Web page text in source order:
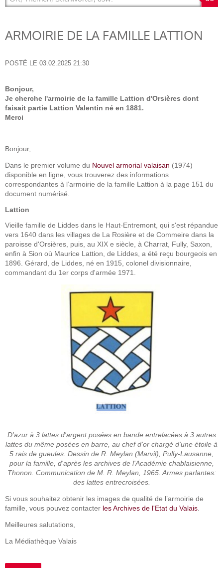
ARMOIRIE DE LA FAMILLE LATTION
POSTÉ LE 03.02.2025 21:30
Bonjour,
Je cherche l'armoirie de la famille Lattion d'Orsières dont
faisait partie Lattion Valentin né en 1881.
Merci
Bonjour,
Dans le premier volume du Nouvel armorial valaisan (1974)
disponible en ligne, vous trouverez des informations
correspondantes à l’armoirie de la famille Lattion à la page 151 du
document numérisé.
Lattion
Vieille famille de Liddes dans le Haut-Entremont, qui s'est répandue
vers 1640 dans les villages de La Rosière et de Commeire dans la
paroisse d'Orsières, puis, au XIX e siècle, à Charrat, Fully, Saxon,
enfin à Sion où Maurice Lattion, de Liddes, a été reçu bourgeois en
1896. Gérard, de Liddes, né en 1915, colonel divisionnaire,
commandant du 1er corps d'armée 1971.
D'azur à 3 lattes d'argent posées en bande entrelacées à 3 autres
lattes du même posées en barre, au chef d'or chargé d'une étoile à
5 rais de gueules. Dessin de R. Meylan (Marvil), Pully-Lausanne,
pour la famille, d'après les archives de l'Académie chablaisienne,
Thonon. Communication de M. R. Meylan, 1965. Armes parlantes:
des lattes entrecroisées.
Si vous souhaitez obtenir les images de qualité de l’armoirie de
famille, vous pouvez contacter les Archives de l'Etat du Valais
Meilleures salutations,
La Médiathèque Valais